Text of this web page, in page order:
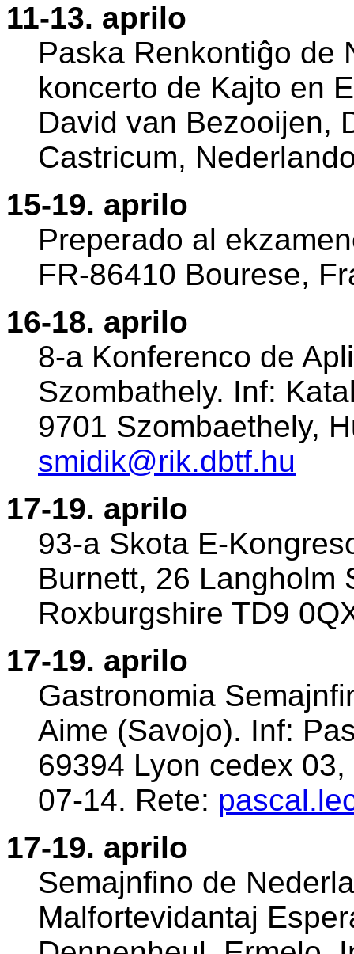
11-13. aprilo
Paska Renkontiĝo de
koncerto de Kajto en
David van Bezooijen,
Castricum,
15-19. aprilo
Preperado al
FR-86410 Bourese,
16-18. aprilo
8-a Konferenco de
Szombathely. Inf:
9701 Szombaethely,
smidik@rik.dbtf.hu
17-19. aprilo
93-a Skota E-
Burnett, 26 Langholm
Roxburgshire TD9
17-19. aprilo
Gastronomia
Aime (Savojo). Inf:
69394 Lyon cedex
07-14. Rete:
17-19. aprilo
Semajnfino de
Malfortevidantaj